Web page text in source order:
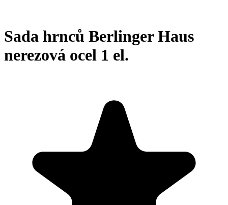
Sada hrnců Berlinger Haus
nerezová ocel 1 el.